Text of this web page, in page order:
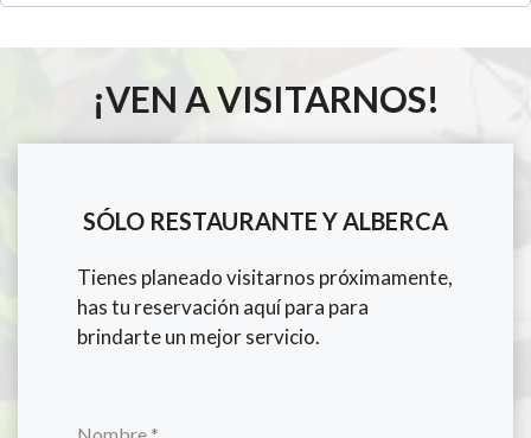
¡VEN A VISITARNOS!
SÓLO RESTAURANTE Y ALBERCA
Tienes planeado visitarnos próximamente,
has tu reservación aquí para para
brindarte un mejor servicio.
Nombre *